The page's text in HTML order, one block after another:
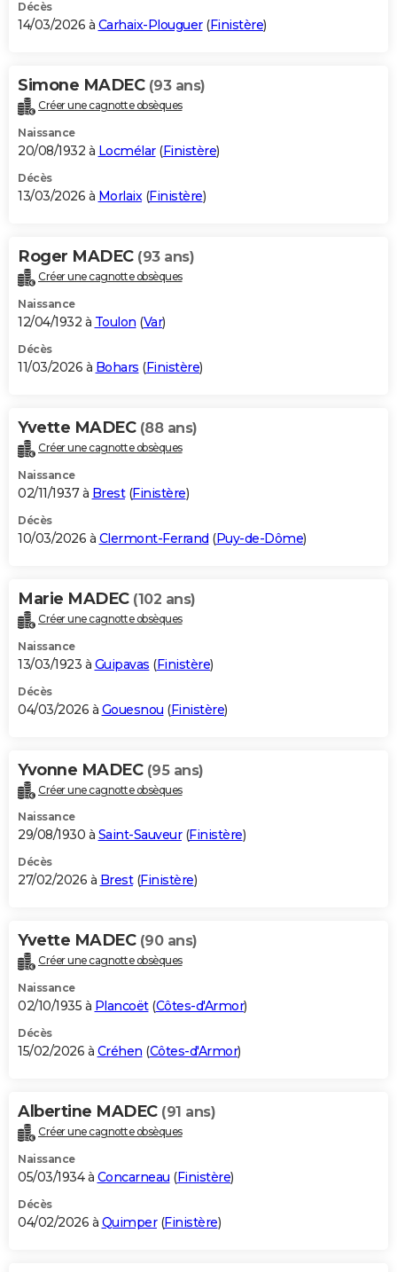
Décès
14/03/2026 à Carhaix-Plouguer(Finistère)
Simone MADEC (93 ans)
Créer une cagnotte obsèques
Naissance
20/08/1932 à Locmélar(Finistère)
Décès
13/03/2026 à Morlaix(Finistère)
Roger MADEC (93 ans)
Créer une cagnotte obsèques
Naissance
12/04/1932 à Toulon (Var)
Décès
11/03/2026 à Bohars (Finistère)
Yvette MADEC (88 ans)
Créer une cagnotte obsèques
Naissance
02/11/1937 à Brest(Finistère)
Décès
10/03/2026 à Clermont-Ferrand (Puy-de-Dôme)
Marie MADEC (102 ans)
Créer une cagnotte obsèques
Naissance
13/03/1923 à Guipavas (Finistère)
Décès
04/03/2026 à Gouesnou (Finistère)
Yvonne MADEC (95 ans)
Créer une cagnotte obsèques
Naissance
29/08/1930 à Saint-Sauveur(Finistère)
Décès
27/02/2026 à Brest(Finistère)
Yvette MADEC (90 ans)
Créer une cagnotte obsèques
Naissance
02/10/1935 à Plancoët(Côtes-d'Armor)
Décès
15/02/2026 à Créhen (Côtes-d'Armor)
Albertine MADEC (91 ans)
Créer une cagnotte obsèques
Naissance
05/03/1934 à Concarneau (Finistère)
Décès
04/02/2026 à Quimper(Finistère)